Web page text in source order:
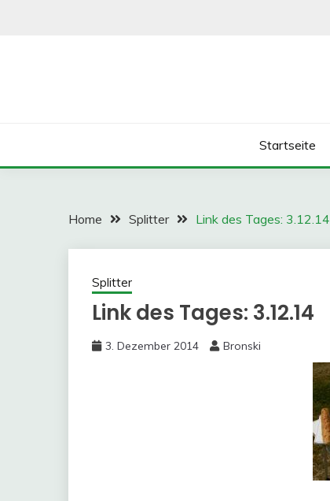
Startseite
Home Splitter Link des Tages: 3.12.14
Splitter
Link des Tages: 3.12.14
3. Dezember 2014 Bronski